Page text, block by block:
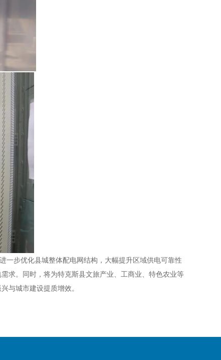
一步优化县城整体配电网结构，大幅提升区域供电可靠性
求。同时，将为特克斯县文旅产业、工商业、特色农业等
与城市建设提质增效。